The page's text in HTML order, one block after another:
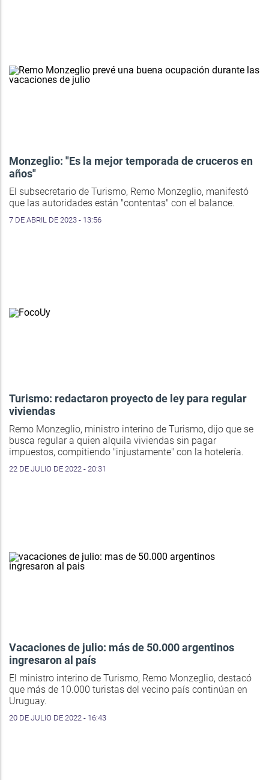
Monzeglio: "Es la mejor temporada de cruceros en
años"
El subsecretario de Turismo, Remo Monzeglio, manifestó
que las autoridades están "contentas" con el balance.
7 DE ABRIL DE 2023 - 13:56
Turismo: redactaron proyecto de ley para regular
viviendas
Remo Monzeglio, ministro interino de Turismo, dijo que se
busca regular a quien alquila viviendas sin pagar
impuestos, compitiendo "injustamente" con la hotelería.
22 DE JULIO DE 2022 - 20:31
Vacaciones de julio: más de 50.000 argentinos
ingresaron al país
El ministro interino de Turismo, Remo Monzeglio, destacó
que más de 10.000 turistas del vecino país continúan en
Uruguay.
20 DE JULIO DE 2022 - 16:43